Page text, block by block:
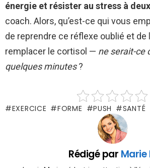
énergie et résister au stress à deux
coach. Alors, qu’est-ce qui vous
de reprendre ce réflexe oublié et de
remplacer le cortisol — ne serait-ce
quelques minutes?
EXERCICE FORME PUSH SANTÉ
Rédigé par Marie